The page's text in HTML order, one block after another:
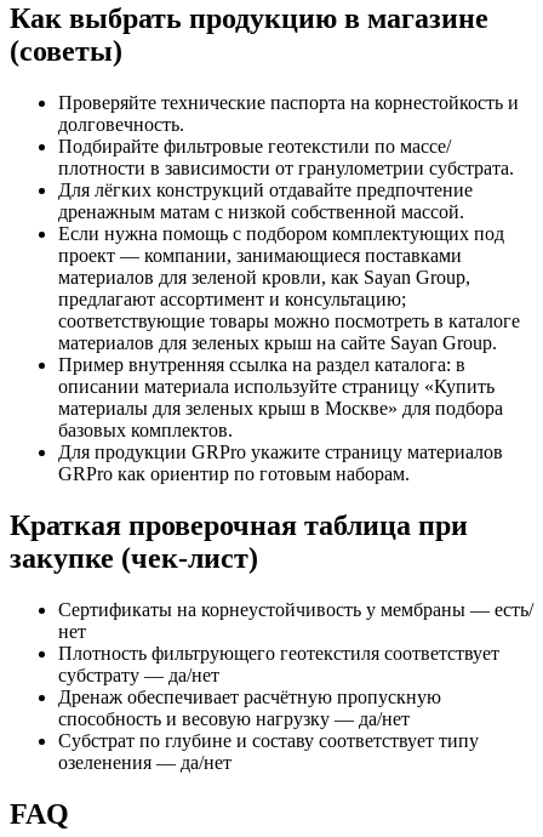
Как выбрать продукцию в магазине
(советы)
Проверяйте технические паспорта на корнестойкость и
долговечность.
Подбирайте фильтровые геотекстили по массе/
плотности в зависимости от гранулометрии субстрата.
Для лёгких конструкций отдавайте предпочтение
дренажным матам с низкой собственной массой.
Если нужна помощь с подбором комплектующих под
проект — компании, занимающиеся поставками
материалов для зеленой кровли, как Sayan Group,
предлагают ассортимент и консультацию;
соответствующие товары можно посмотреть в каталоге
материалов для зеленых крыш на сайте Sayan Group.
Пример внутренняя ссылка на раздел каталога: в
описании материала используйте страницу «Купить
материалы для зеленых крыш в Москве» для подбора
базовых комплектов.
Для продукции GRPro укажите страницу материалов
GRPro как ориентир по готовым наборам.
Краткая проверочная таблица при
закупке (чек-лист)
Сертификаты на корнеустойчивость у мембраны — есть/
нет
Плотность фильтрующего геотекстиля соответствует
субстрату — да/нет
Дренаж обеспечивает расчётную пропускную
способность и весовую нагрузку — да/нет
Субстрат по глубине и составу соответствует типу
озеленения — да/нет
FAQ